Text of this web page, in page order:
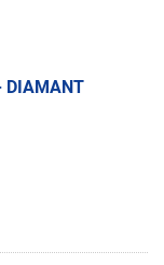
DIAMANT